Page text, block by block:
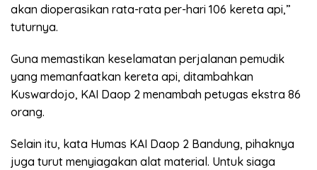
akan dioperasikan rata-rata per-hari 106 kereta api,”
tuturnya.
Guna memastikan keselamatan perjalanan pemudik
yang memanfaatkan kereta api, ditambahkan
Kuswardojo, KAI Daop 2 menambah petugas ekstra 86
orang.
Selain itu, kata Humas KAI Daop 2 Bandung, pihaknya
juga turut menyiagakan alat material. Untuk siaga